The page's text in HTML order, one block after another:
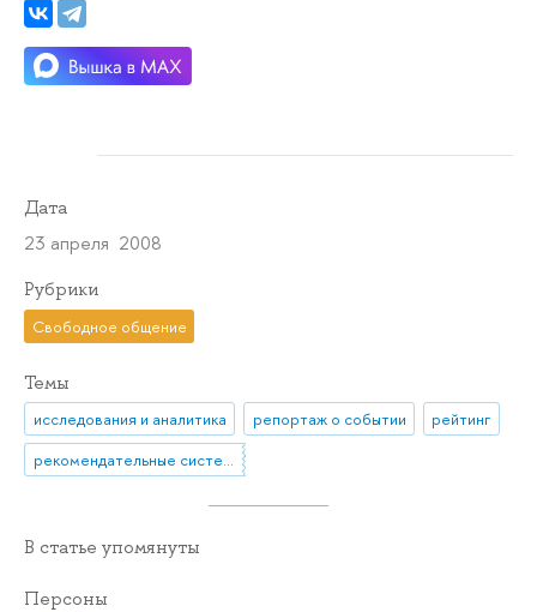
Дата
23 апреля 2008
Рубрики
Свободное общение
Темы
исследования и аналитика репортаж о событии
рейтинг
рекомендательные системы
В статье упомянуты
Персоны